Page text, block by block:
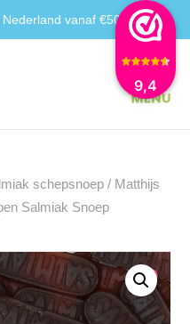
9,4
vanaf €50
schepsnoep / Matthijs
Salmiak Snoep